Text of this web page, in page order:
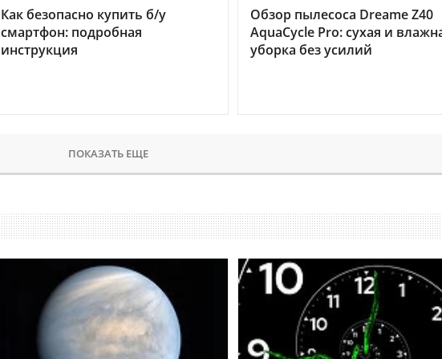
Как безопасно купить б/у
смартфон: подробная
инструкция
Обзор пылесоса Dreame Z40
AquaCycle Pro: сухая и
уборка без усилий
ПОКАЗАТЬ ЕЩЕ